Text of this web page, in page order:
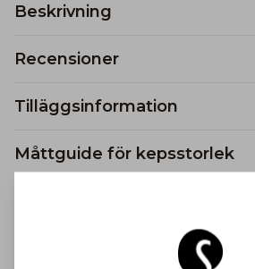
Beskrivning
Recensioner
Tilläggsinformation
Måttguide för kepsstorlek